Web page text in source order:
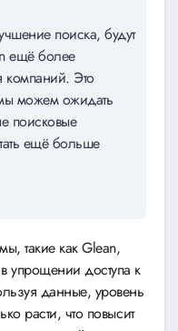
поиска, будут
ещё более
компаний. Это
можем ожидать
поисковые
ещё больше
такие как Glean,
упрощении доступа к
данные, уровень
расти, что повысит